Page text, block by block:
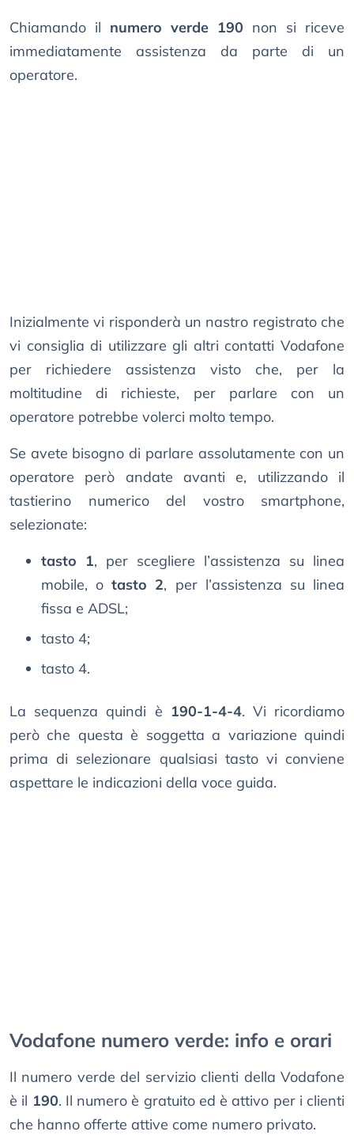
Chiamando il numero verde 190 non si riceve
immediatamente assistenza da parte di un
operatore.
Inizialmente vi risponderà un nastro registrato che
vi consiglia di utilizzare gli altri contatti Vodafone
per richiedere assistenza visto che, per la
moltitudine di richieste, per parlare con un
operatore potrebbe volerci molto tempo.
Se avete bisogno di parlare assolutamente con un
operatore però andate avanti e, utilizzando il
tastierino numerico del vostro smartphone,
selezionate:
tasto 1, per scegliere l’assistenza su linea
mobile, otasto 2, per l’assistenza su linea
fissa e ADSL;
tasto 4;
tasto 4.
La sequenza quindi è 190-1-4-4. Vi ricordiamo
però che questa è soggetta a variazione quindi
prima di selezionare qualsiasi tasto vi conviene
aspettare le indicazioni della voce guida.
Vodafone numero verde: info e orari
Il numero verde del servizio clienti della Vodafone
è il 190. Il numero è gratuito ed è attivo per i clienti
che hanno offerte attive come numero privato.